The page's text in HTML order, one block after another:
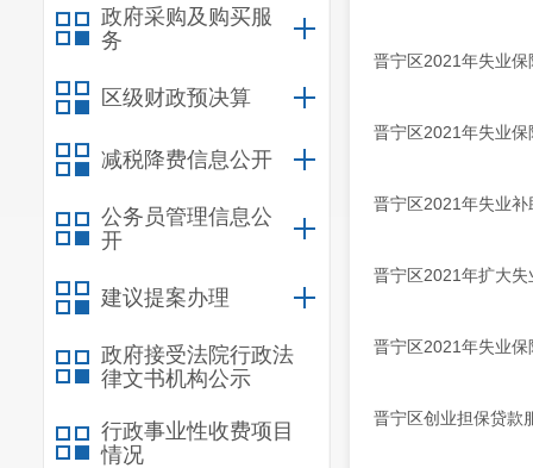
政府采购及购买服
务
区级财政预决算
减税降费信息公开
公务员管理信息公
开
建议提案办理
政府接受法院行政法
律文书机构公示
行政事业性收费项目
情况
晋宁区2021年失业
晋宁区2021年失业
晋宁区2021年失业
晋宁区2021年扩大
晋宁区2021年失业
晋宁区创业担保贷款